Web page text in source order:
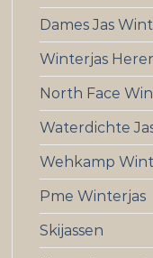
Dames Jas
Winterjas
North Face
Waterdichte
Wehkamp
Pme Winterjas
Skijassen